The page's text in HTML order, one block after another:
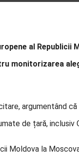
al Republicii
monitorizarea
argumentând
de țară,
Moldova la